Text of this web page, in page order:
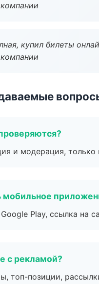
купил билеты
и модерация, только
мобильное
Play, ссылка на
с рекламой?
топ-позиции,